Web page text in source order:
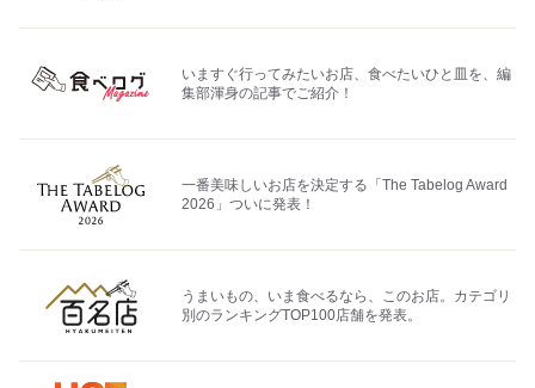
いますぐ行ってみたいお店、食べたいひと皿を、編
集部渾身の記事でご紹介！
一番美味しいお店を決定する「The Tabelog Award
2026」ついに発表！
うまいもの、いま食べるなら、このお店。カテゴリ
別のランキングTOP100店舗を発表。